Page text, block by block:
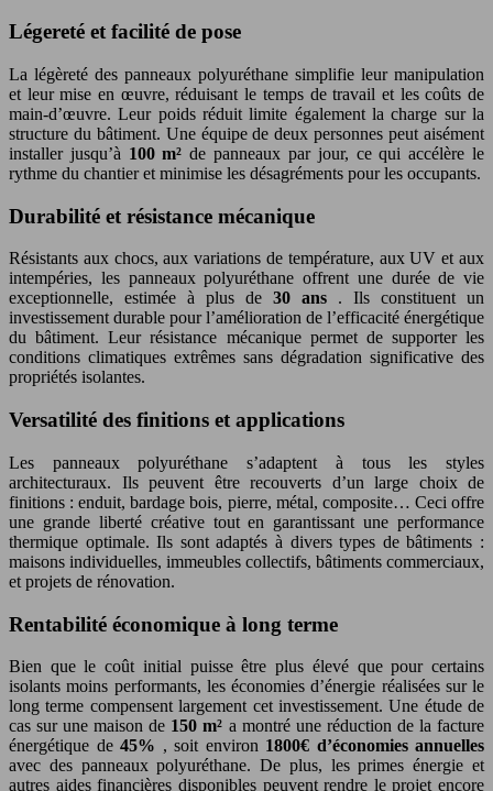
Légereté et facilité de pose
La légèreté des panneaux polyuréthane simplifie leur manipulation
et leur mise en œuvre, réduisant le temps de travail et les coûts de
main-d’œuvre. Leur poids réduit limite également la charge sur la
structure du bâtiment. Une équipe de deux personnes peut aisément
installer jusqu’à 100 m²de panneaux par jour, ce qui accélère le
rythme du chantier et minimise les désagréments pour les occupants.
Durabilité et résistance mécanique
Résistants aux chocs, aux variations de température, aux UV et aux
intempéries, les panneaux polyuréthane offrent une durée de vie
exceptionnelle, estimée à plus de 30 ans . Ils constituent un
investissement durable pour l’amélioration de l’efficacité énergétique
du bâtiment. Leur résistance mécanique permet de supporter les
conditions climatiques extrêmes sans dégradation significative des
propriétés isolantes.
Versatilité des finitions et applications
Les panneaux polyuréthane s’adaptent à tous les styles
architecturaux. Ils peuvent être recouverts d’un large choix de
finitions : enduit, bardage bois, pierre, métal, composite… Ceci offre
une grande liberté créative tout en garantissant une performance
thermique optimale. Ils sont adaptés à divers types de bâtiments :
maisons individuelles, immeubles collectifs, bâtiments commerciaux,
et projets de rénovation.
Rentabilité économique à long terme
Bien que le coût initial puisse être plus élevé que pour certains
isolants moins performants, les économies d’énergie réalisées sur le
long terme compensent largement cet investissement. Une étude de
cas sur une maison de 150 m² a montré une réduction de la facture
énergétique de 45% , soit environ 1800€ d’économies annuelles
avec des panneaux polyuréthane. De plus, les primes énergie et
autres aides financières disponibles peuvent rendre le projet encore